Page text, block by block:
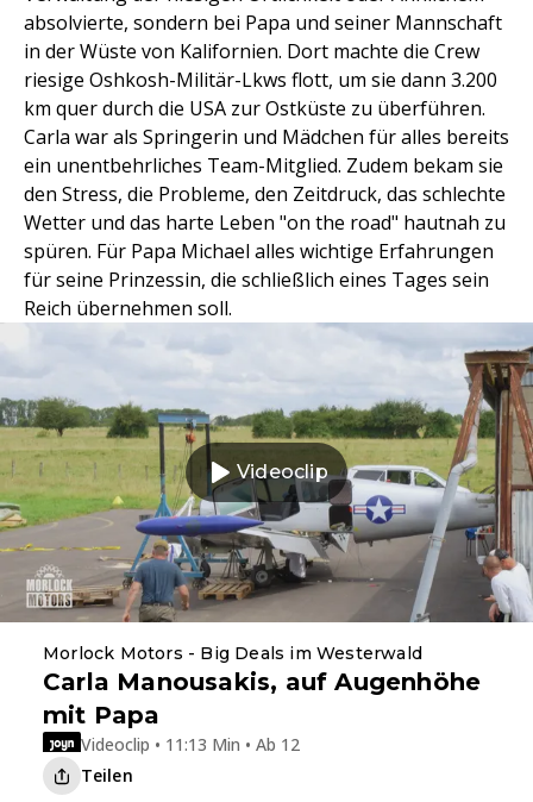
absolvierte, sondern bei Papa und seiner Mannschaft
in der Wüste von Kalifornien. Dort machte die Crew
riesige Oshkosh-Militär-Lkws flott, um sie dann 3.200
km quer durch die USA zur Ostküste zu überführen.
Carla war als Springerin und Mädchen für alles bereits
ein unentbehrliches Team-Mitglied. Zudem bekam sie
den Stress, die Probleme, den Zeitdruck, das schlechte
Wetter und das harte Leben "on the road" hautnah zu
spüren. Für Papa Michael alles wichtige Erfahrungen
für seine Prinzessin, die schließlich eines Tages sein
Reich übernehmen soll.
Videoclip
Morlock Motors - Big Deals im Westerwald
Carla Manousakis, auf Augenhöhe
mit Papa
Videoclip • 11:13 Min • Ab 12
Teilen